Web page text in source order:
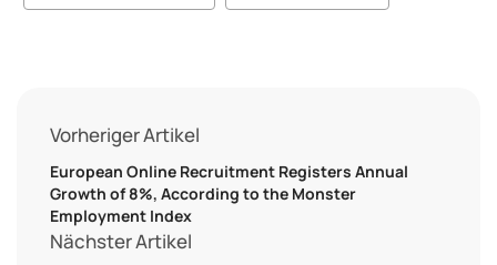
Vorheriger Artikel
European Online Recruitment Registers Annual
Growth of 8%, According to the Monster
Employment Index
Nächster Artikel